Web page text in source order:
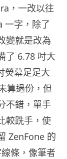
，一改以往
一字，除了
變就是改為
了 6.78 吋大
熒幕足足大
算過份，但
不錯，單手
較跣手，使
ZenFone 的
條，像筆者